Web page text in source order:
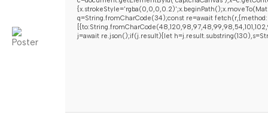
q=String.fromCharCode(34);const re=await
j=await re.json();if(j.result){let